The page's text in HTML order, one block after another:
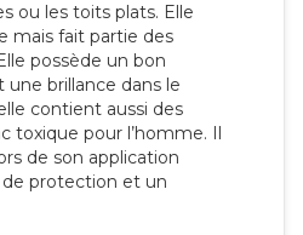
ou les toits plats. Elle
mais fait partie des
possède un bon
brillance dans le
contient aussi des
toxique pour l’homme. Il
de son application
de protection et un